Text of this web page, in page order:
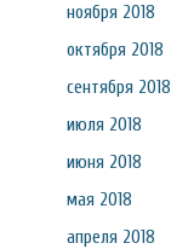
ноября 2018
октября 2018
сентября 2018
июля 2018
июня 2018
мая 2018
апреля 2018